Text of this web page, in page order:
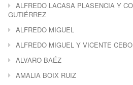
ALFREDO LACASA PLASENCIA Y
GUTIÉRREZ
ALFREDO MIGUEL
ALFREDO MIGUEL Y VICENTE
ALVARO BAÉZ
AMALIA BOIX RUIZ